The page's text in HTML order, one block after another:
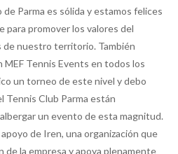
Parma es sólida y estamos felices
promover los valores del
de nuestro territorio. También
MEF Tennis Events en todos los
un torneo de este nivel y debo
Tennis Club Parma están
un evento de esta magnitud.
de Iren, una organización que
de la empresa y apoya plenamente